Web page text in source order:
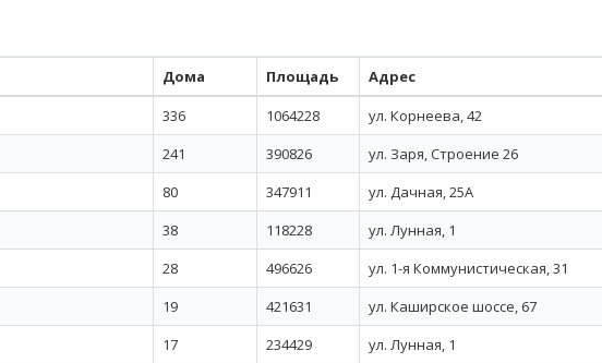
Дома Площадь Адрес
336 1064228 ул. Корнеева, 42
241 390826 ул. Заря, Строение 26
80 347911 ул. Дачная, 25А
38 118228 ул. Лунная, 1
28 496626 ул. 1-я Коммунистическая, 31
19 421631 ул. Каширское шоссе, 67
17 234429 ул. Лунная, 1